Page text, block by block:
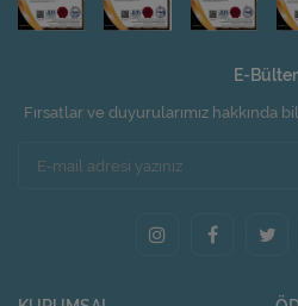
E-
Fırsatlar ve duyurularımız hakkında